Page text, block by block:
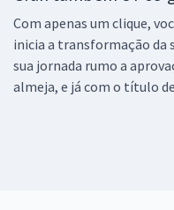
Com apenas um clique,
inicia a transformação da
sua jornada rumo a
almeja, e já com o título